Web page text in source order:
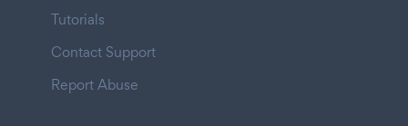
Tutorials
Contact Support
Report Abuse